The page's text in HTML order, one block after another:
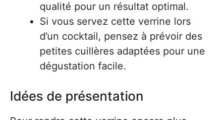
qualité pour un résultat optimal.
Si vous servez cette verrine lors
d’un cocktail, pensez à prévoir des
petites cuillères adaptées pour une
dégustation facile.
Idées de présentation